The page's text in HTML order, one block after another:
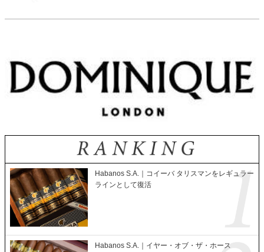
Habanos S.A.｜コイーバ タリスマンをレギュラー
ラインとして復活
Habanos S.A.｜イヤー・オブ・ザ・ホース